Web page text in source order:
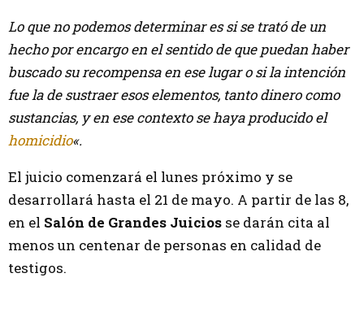
Lo que no podemos determinar es si se trató de un
hecho por encargo en el sentido de que puedan haber
buscado su recompensa en ese lugar o si la intención
fue la de sustraer esos elementos, tanto dinero como
sustancias, y en ese contexto se haya producido el
homicidio«.
El juicio comenzará el lunes próximo y se
desarrollará hasta el 21 de mayo. A partir de las 8,
en el Salón de Grandes Juicios se darán cita al
menos un centenar de personas en calidad de
testigos.